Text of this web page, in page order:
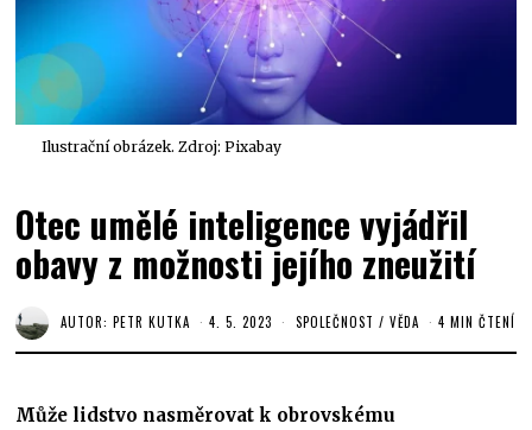
Ilustrační obrázek. Zdroj: Pixabay
Otec umělé inteligence vyjádřil
obavy z možnosti jejího zneužití
AUTOR:PETR KUTKA 4. 5. 2023 SPOLEČNOST / VĚDA 4 MIN ČTENÍ
Může lidstvo nasměrovat k obrovskému